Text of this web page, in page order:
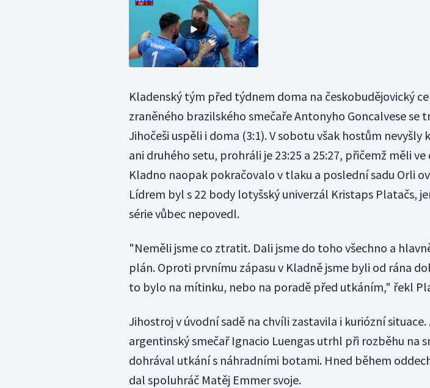
Kladenský tým před týdnem doma na českobudějovický
zraněného brazilského smečaře Antonyho Goncalvese se
Jihočeši uspěli i doma (3:1). V sobotu však hostům nevyšly
ani druhého setu, prohráli je 23:25 a 25:27, přičemž měli
Kladno naopak pokračovalo v tlaku a poslední sadu Orli
Lídrem byl s 22 body lotyšský univerzál Kristaps Platačs,
série vůbec nepovedl.
"Neměli jsme co ztratit. Dali jsme do toho všechno a
plán. Oproti prvnímu zápasu v Kladně jsme byli od rána
to bylo na mítinku, nebo na poradě před utkáním," řekl
Jihostroj v úvodní sadě na chvíli zastavila i kuriózní situace.
argentinský smečař Ignacio Luengas utrhl při rozběhu na
dohrával utkání s náhradními botami. Hned během
dal spoluhráč Matěj Emmer svoje.